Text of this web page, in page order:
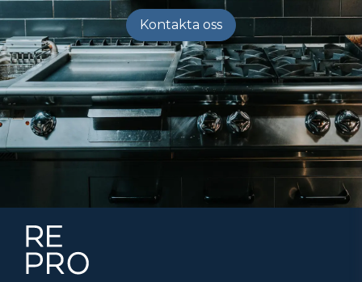
Kontakta oss